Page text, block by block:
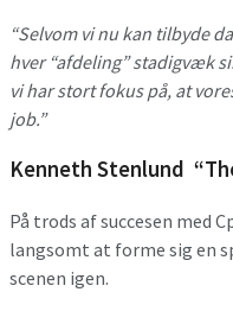
“Selvom vi nu kan tilbyde
hver “afdeling” stadigvæk
vi har stort fokus på, at
job.”
Kenneth Stenlund
På trods af succesen med
langsomt at forme sig en
scenen igen.